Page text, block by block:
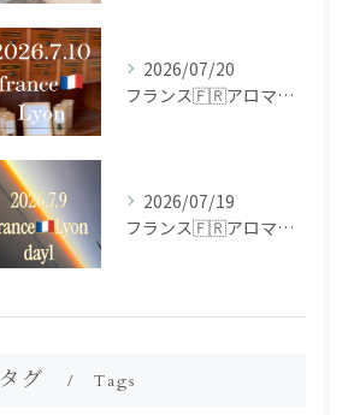
2026/07/20
フランス🇫🇷アロマ研修ツアー𝗱𝗮𝘆𝟮
2026/07/19
フランス🇫🇷アロマ研修ツアー𝗱𝗮𝘆𝟭
タグ Tags